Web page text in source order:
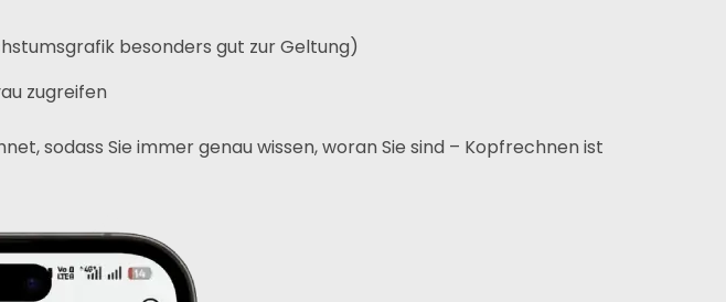
besonders gut zur Geltung)
zugreifen
sodass Sie immer genau wissen, woran Sie sind – Kopfrechnen ist